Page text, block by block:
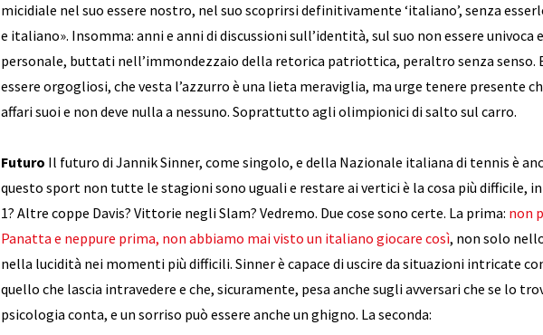
micidiale nel suo essere nostro, nel suo scoprirsi definitivamente ‘italiano’, senza
e italiano». Insomma: anni e anni di discussioni sull’identità, sul suo non essere
personale, buttati nell’immondezzaio della retorica patriottica, peraltro senza senso.
essere orgogliosi, che vesta l’azzurro è una lieta meraviglia, ma urge tenere presente
affari suoi e non deve nulla a nessuno. Soprattutto agli olimpionici di salto sul carro.
Futuro Il futuro di Jannik Sinner, come singolo, e della Nazionale italiana di tennis è
questo sport non tutte le stagioni sono uguali e restare ai vertici è la cosa più difficile,
1? Altre coppe Davis? Vittorie negli Slam? Vedremo. Due cose sono certe. La prima: non
Panatta e neppure prima, non abbiamo mai visto un italiano giocare così, non solo
nella lucidità nei momenti più difficili. Sinner è capace di uscire da situazioni intricate
quello che lascia intravedere e che, sicuramente, pesa anche sugli avversari che se lo
psicologia conta, e un sorriso può essere anche un ghigno. La seconda: